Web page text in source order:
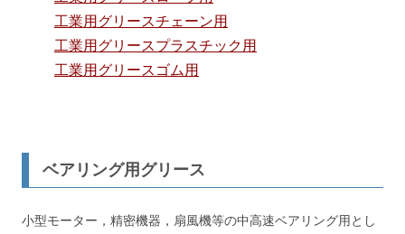
工業用グリースチェーン用
工業用グリースプラスチック用
工業用グリースゴム用
ベアリング用グリース
小型モーター，精密機器，扇風機等の中高速ベアリング用とし